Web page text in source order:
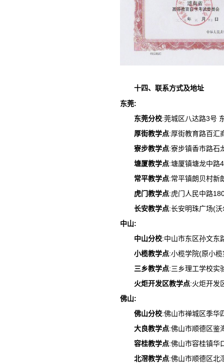
十四、联系方式及地址
东莞:
东莞分校:莞城区八达路3号
厚街教学点:厚街教育路百汇
寮步教学点:寮步镇香市路石
塘厦教学点:塘厦镇塘龙中路
常平教学点:常平镇朗贝村新
虎门教学点:虎门人民中路
长安教学点:长安明珠广场(
中山:
中山分校:中山市东区孙文东
小榄教学点:小榄学院(原小
三乡教学点:三乡理工学校实
火炬开发区教学点:火炬开发
佛山:
佛山分校:佛山市禅城区季华
大良教学点:佛山市顺德区鉴
容桂教学点:佛山市容桂镇华
北滘教学点:佛山市顺德区北